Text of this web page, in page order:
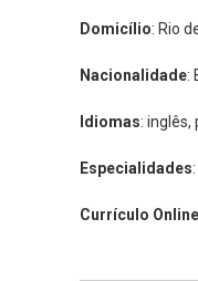
Domicílio: Rio
Nacionalidade:
Idiomas:
Especialidades
Currículo Online